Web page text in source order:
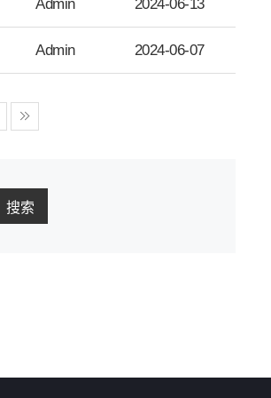
Admin 2024-06-13
Admin 2024-06-07
搜索